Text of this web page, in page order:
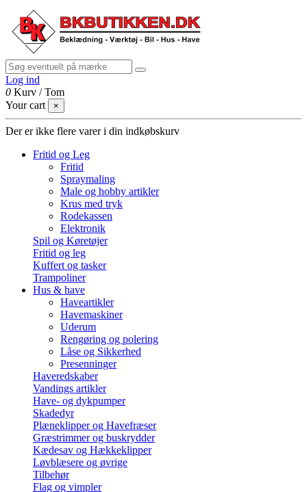
Log ind
0 Kurv /Tom
Your cart
×
Der er ikke flere varer i din indkøbskurv
Fritid og Leg
Fritid
Spraymaling
Male og hobby artikler
Krus med tryk
Rodekassen
Elektronik
Spil og Køretøjer
Fritid og leg
Kuffert og tasker
Trampoliner
Hus & have
Haveartikler
Havemaskiner
Uderum
Rengøring og polering
Låse og Sikkerhed
Presenninger
Haveredskaber
Vandings artikler
Have- og dykpumper
Skadedyr
Plæneklipper og Havefræser
Græstrimmer og buskrydder
Kædesav og Hækkeklipper
Løvblæsere og øvrige
Tilbehør
Flag og vimpler